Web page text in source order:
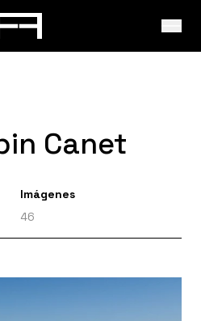
Canet
Imágenes
46